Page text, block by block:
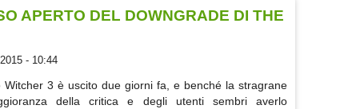
APERTO DEL DOWNGRADE DI THE
- 10:44
Witcher 3 è uscito due giorni fa, e benché la stragrane
della critica e degli utenti sembri averlo